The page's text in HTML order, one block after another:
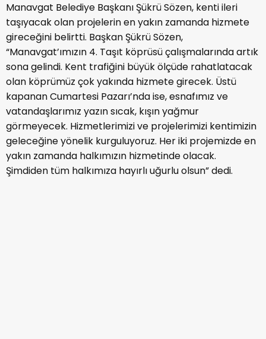
Manavgat Belediye Başkanı Şükrü Sözen, kenti ileri
taşıyacak olan projelerin en yakın zamanda hizmete
gireceğini belirtti. Başkan Şükrü Sözen,
“Manavgat’ımızın 4. Taşıt köprüsü çalışmalarında artık
sona gelindi. Kent trafiğini büyük ölçüde rahatlatacak
olan köprümüz çok yakında hizmete girecek. Üstü
kapanan Cumartesi Pazarı’nda ise, esnafımız ve
vatandaşlarımız yazın sıcak, kışın yağmur
görmeyecek. Hizmetlerimizi ve projelerimizi kentimizin
geleceğine yönelik kurguluyoruz. Her iki projemizde en
yakın zamanda halkımızın hizmetinde olacak.
Şimdiden tüm halkımıza hayırlı uğurlu olsun” dedi.